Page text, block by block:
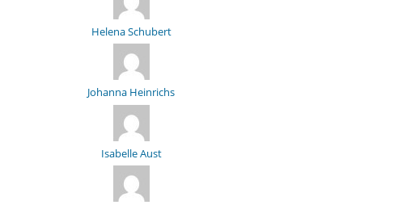
Helena Schubert
Johanna Heinrichs
Isabelle Aust